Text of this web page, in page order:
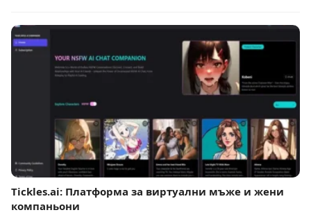
Tickles.ai: Платформа за виртуални мъже и жени
компаньони